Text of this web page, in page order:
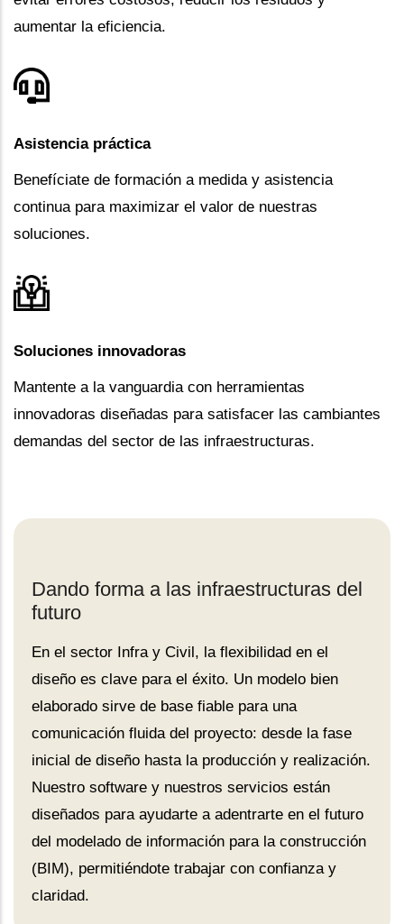
aumentar la eficiencia.
Asistencia práctica
Benefíciate de formación a medida y asistencia
continua para maximizar el valor de nuestras
soluciones.
Soluciones innovadoras
Mantente a la vanguardia con herramientas
innovadoras diseñadas para satisfacer las cambiantes
demandas del sector de las infraestructuras.
Dando forma a las infraestructuras del
futuro
En el sector Infra y Civil, la flexibilidad en el
diseño es clave para el éxito. Un modelo bien
elaborado sirve de base fiable para una
comunicación fluida del proyecto: desde la fase
inicial de diseño hasta la producción y realización.
Nuestro software y nuestros servicios están
diseñados para ayudarte a adentrarte en el futuro
del modelado de información para la construcción
(BIM), permitiéndote trabajar con confianza y
claridad.